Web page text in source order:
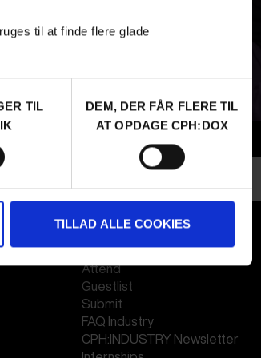
til at finde flere glade
TIL
DEM, DER FÅR FLERE TIL
AT OPDAGE CPH:DOX
TILLAD ALLE COOKIES
PROFESSIONALS
Attend
Guestlist
Submit
FAQ Industry
CPH:INDUSTRY Newsletter